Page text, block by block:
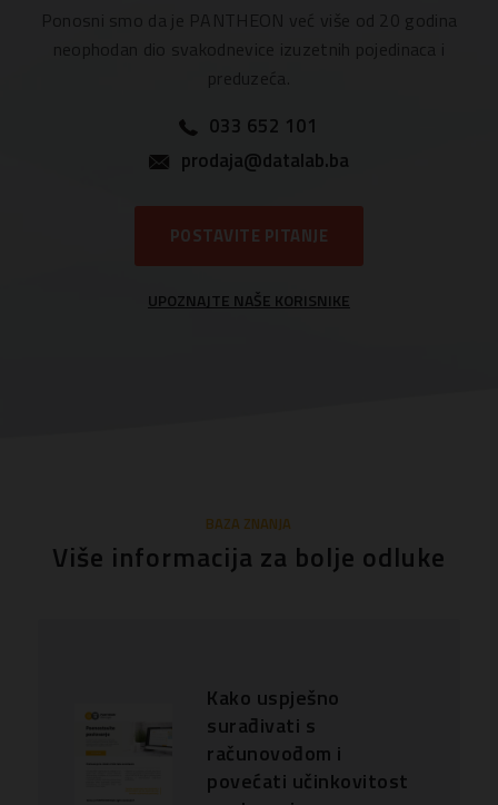
Ponosni smo da je PANTHEON već više od 20 godina
neophodan dio svakodnevice izuzetnih pojedinaca i
preduzeća.
033 652 101
prodaja@datalab.ba
POSTAVITE PITANJE
UPOZNAJTE NAŠE KORISNIKE
BAZA ZNANJA
Više informacija za bolje odluke
Kako uspješno
surađivati s
računovođom i
povećati učinkovitost